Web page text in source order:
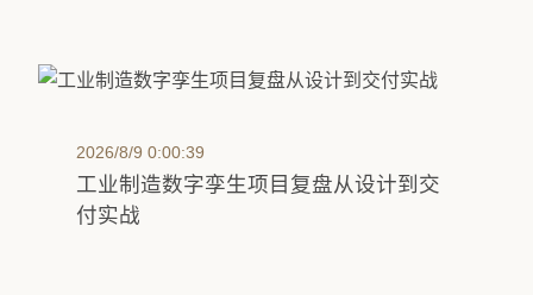
2026/8/9 0:00:39
工业制造数字孪生项目复盘从设计到交
付实战